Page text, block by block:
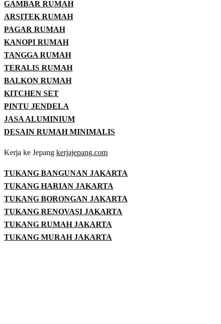
GAMBAR RUMAH
ARSITEK RUMAH
PAGAR RUMAH
KANOPI RUMAH
TANGGA RUMAH
TERALIS RUMAH
BALKON RUMAH
KITCHEN SET
PINTU JENDELA
JASA ALUMINIUM
DESAIN RUMAH MINIMALIS
Kerja ke Jepang kerjajepang.com
TUKANG BANGUNAN JAKARTA
TUKANG HARIAN JAKARTA
TUKANG BORONGAN JAKARTA
TUKANG RENOVASI JAKARTA
TUKANG RUMAH JAKARTA
TUKANG MURAH JAKARTA